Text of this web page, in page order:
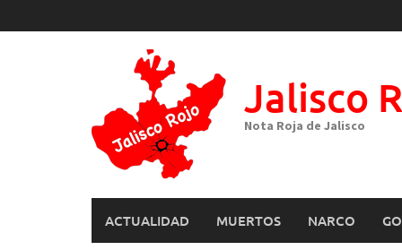
to
Jalisco
Nota Roja de Jalisco
ACTUALIDAD MUERTOS NARCO